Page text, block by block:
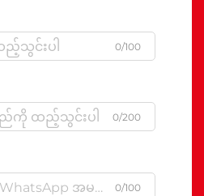
0/100
0/200
0/100